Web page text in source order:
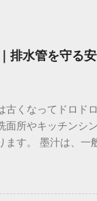
排水管を守る
くなってドロド
所やキッチンシ
す。 墨汁は、一
するための手順
の主成分は「煤